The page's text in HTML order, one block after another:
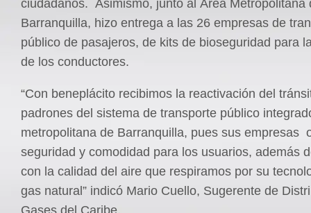
ciudadanos. Asimismo, junto al Área Metropolitana
Barranquilla, hizo entrega a las 26 empresas de
público de pasajeros, de kits de bioseguridad para
de los conductores.
“Con beneplácito recibimos la reactivación del
padrones del sistema de transporte público
metropolitana de Barranquilla, pues sus empresas
seguridad y comodidad para los usuarios, además
con la calidad del aire que respiramos por su
gas natural” indicó Mario Cuello, Sugerente de
Gases del Caribe.